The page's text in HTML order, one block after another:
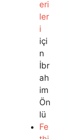
eri
ler
i
içi
n
İbr
ah
im
Ön
lü
Fe